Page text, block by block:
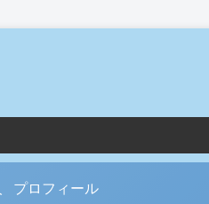
プロフィール